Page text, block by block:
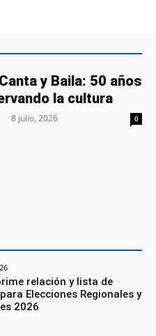
y Baila: 50 años
la cultura
8 julio, 2026 0
relación y lista de
Elecciones Regionales y
2026